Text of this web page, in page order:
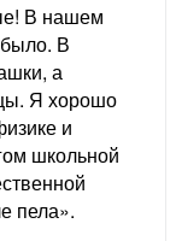
В нашем
В
а
Я хорошо
и
школьной
пела».